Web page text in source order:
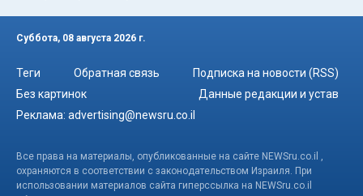
Суббота, 08 августа 2026 г.
Теги Обратная связь
Подписка на новости (RSS)
Без картинок
Данные редакции и устав
Реклама: advertising@newsru.co.il
Все права на материалы, опубликованные на сайте NEWSru.co.il ,
охраняются в соответствии с законодательством Израиля. При
использовании материалов сайта гиперссылка на NEWSru.co.il